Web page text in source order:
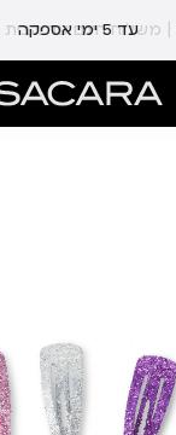
עד 5 ימי אספקה